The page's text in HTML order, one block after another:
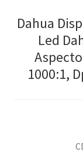
Dahua
Led
1000:1,